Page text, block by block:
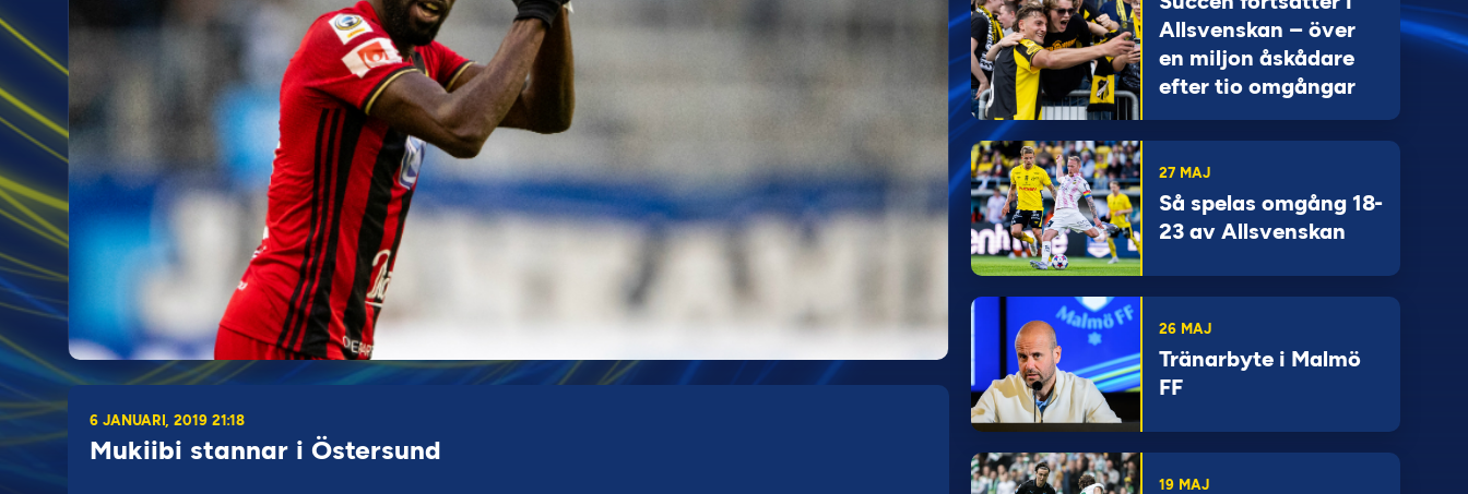
6 JANUARI, 2019 21:18
Mukiibi stannar i Östersund
Allsvenskan – över
en miljon åskådare
efter tio omgångar
27 MAJ
Så spelas omgång 18-
23 av Allsvenskan
26 MAJ
Tränarbyte i Malmö
FF
19 MAJ